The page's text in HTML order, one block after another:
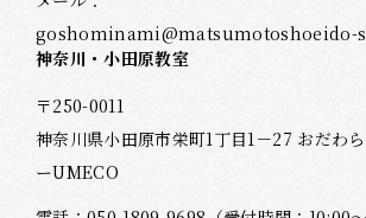
goshominami@matsumotoshoeido-
神奈川・小田原教室
〒250-0011
神奈川県小田原市栄町1丁目1－27 おだわ
ーUMECO